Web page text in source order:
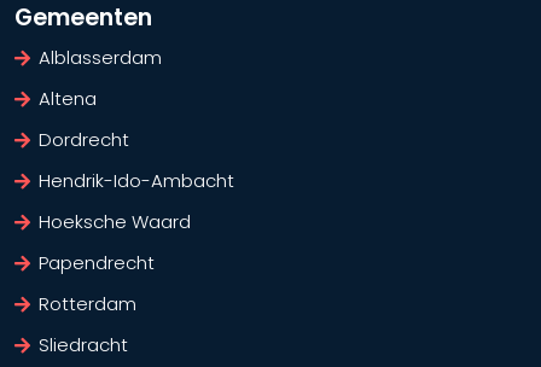
Gemeenten
Alblasserdam
Altena
Dordrecht
Hendrik-Ido-Ambacht
Hoeksche Waard
Papendrecht
Rotterdam
Sliedracht